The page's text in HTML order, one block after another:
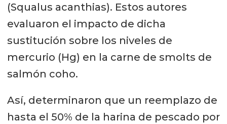
(Squalus acanthias). Estos autores
evaluaron el impacto de dicha
sustitución sobre los niveles de
mercurio (Hg) en la carne de smolts de
salmón coho.
Así, determinaron que un reemplazo de
hasta el 50% de la harina de pescado por